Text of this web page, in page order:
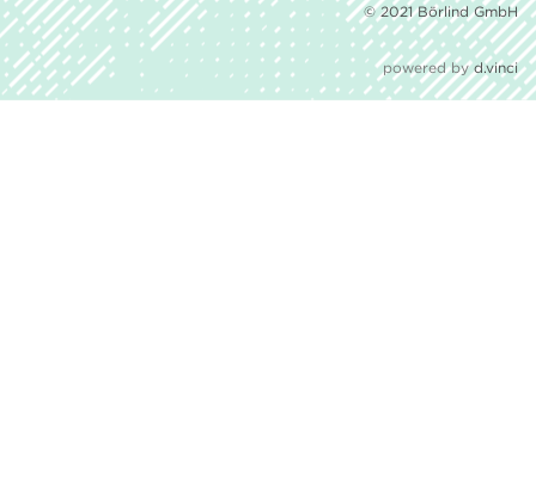
© 2021 Börlind GmbH
powered byd.vinci